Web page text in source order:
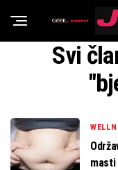
Svi
masti